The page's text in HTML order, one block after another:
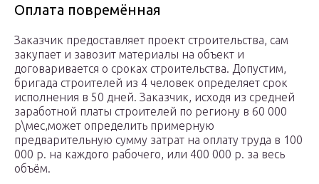
Оплата повремённая
Заказчик предоставляет проект строительства, сам
закупает и завозит материалы на объект и
договаривается о сроках строительства. Допустим,
бригада строителей из 4 человек определяет срок
исполнения в 50 дней. Заказчик, исходя из средней
заработной платы строителей по региону в 60 000
р\мес,может определить примерную
предварительную сумму затрат на оплату труда в 100
000 р. на каждого рабочего, или 400 000 р. за весь
объём.